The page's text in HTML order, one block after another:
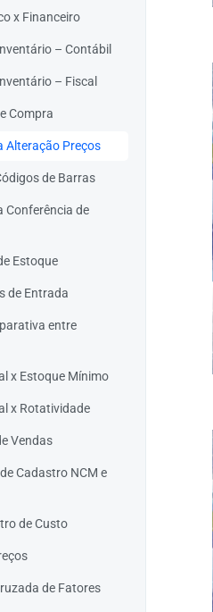
x Financeiro
– Contábil
– Fiscal
Compra
Alteração Preços
de Barras
Conferência de
Estoque
de Entrada
entre
x Estoque Mínimo
x Rotatividade
Vendas
Cadastro NCM e
de Custo
de Fatores